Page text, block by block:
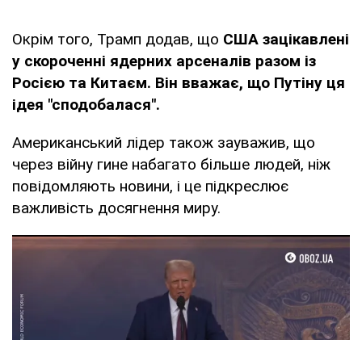
Окрім того, Трамп додав, що США зацікавлені
у скороченні ядерних арсеналів разом із
Росією та Китаєм. Він вважає, що Путіну ця
ідея "сподобалася".
Американський лідер також зауважив, що
через війну гине набагато більше людей, ніж
повідомляють новини, і це підкреслює
важливість досягнення миру.